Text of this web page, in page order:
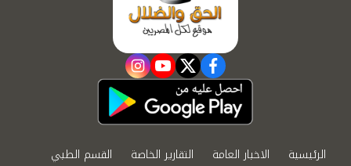
facebook
twitter
youtube
instagram
الرئيسية الاخبار العامة التقارير الخاصة
القسم الطبي